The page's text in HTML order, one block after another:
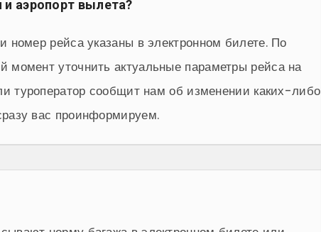
и аэропорт вылета?
номер рейса указаны в электронном билете. По
уточнить актуальные параметры рейса на
туроператор сообщит нам об изменении каких-либо
вас проинформируем.